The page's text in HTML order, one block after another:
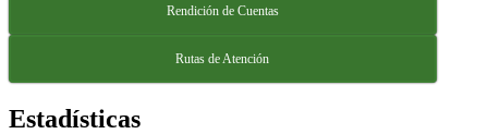
Rendición de Cuentas
Rutas de Atención
Estadísticas